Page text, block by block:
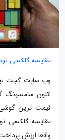
مقایسه گلکسی نوت 9 و آیفون
وب سایت گجت
قیمت ترین
واقعا ارزش پرداخت